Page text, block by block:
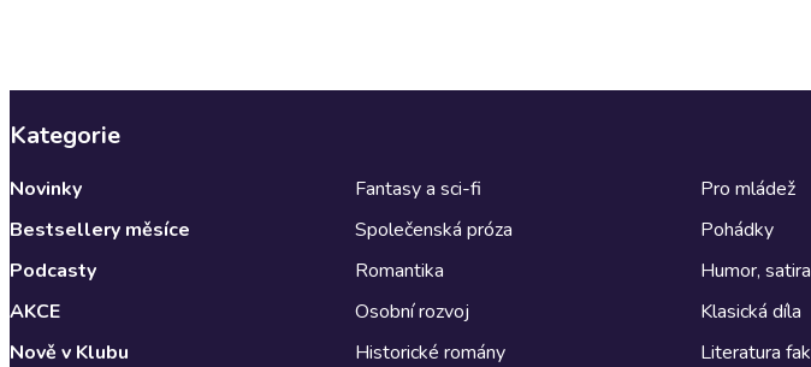
Kategorie
Novinky
Bestsellery měsíce
Podcasty
AKCE
Nově v Klubu
Fantasy a sci-fi
Společenská próza
Romantika
Osobní rozvoj
Historické romány
Pro mládež
Pohádky
Humor,
Klasická díla
Literatura